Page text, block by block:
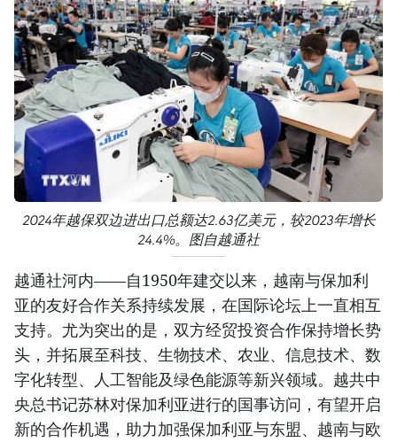
2024年越保双边进出口总额达2.63亿美元，较2023年增长
24.4%。图自越通社
越通社河内——自1950年建交以来，越南与保加利
亚的友好合作关系持续发展，在国际论坛上一直相互
支持。尤为突出的是，双方经贸投资合作保持增长势
头，并拓展至科技、生物技术、农业、信息技术、数
字化转型、人工智能及绿色能源等新兴领域。越共中
央总书记苏林对保加利亚进行的国事访问，有望开启
新的合作机遇，助力加强保加利亚与东盟、越南与欧